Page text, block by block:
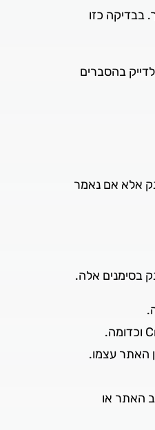
בבדיקה כזו
בהסברים
אלא אם נאמר
בסימנים אלה.
האתר עצמו.
האתר או